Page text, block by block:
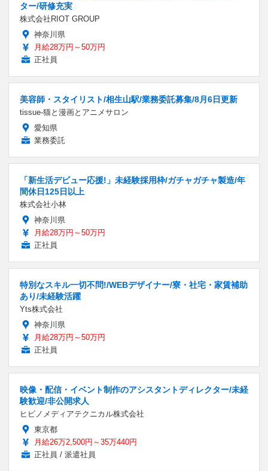
ター/研修充実
株式会社RIOT GROUP
神奈川県
月給28万円～50万円
正社員
美容師・スタイリスト/相生山駅/業務委託募集/8月6日更新
tissue-猫と漫画とアニメサロン
愛知県
業務委託
「新生活デビュー応援!」未経験採用枠/ガチャガチャ製造/年
間休日125日以上
株式会社小林
神奈川県
月給28万円～50万円
正社員
特別なスキル一切不問!/WEBデザイナー/寮・社宅・家賃補助
あり/未経験活躍
Yts株式会社
神奈川県
月給28万円～50万円
正社員
映像・配信・イベント制作のアシスタントディレクター/未経
験歓迎/非公開求人
ヒビノメディアテクニカル株式会社
東京都
月給26万2,500円～35万440円
正社員 / 派遣社員